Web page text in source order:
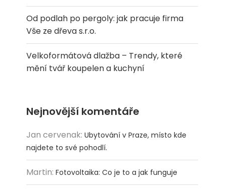
Od podlah po pergoly: jak pracuje firma
Vše ze dřeva s.r.o.
Velkoformátová dlažba – Trendy, které
mění tvář koupelen a kuchyní
Nejnovější komentáře
Jan cervenak: Ubytování v Praze, místo kde
najdete to své pohodlí.
Martin: Fotovoltaika: Co je to a jak funguje